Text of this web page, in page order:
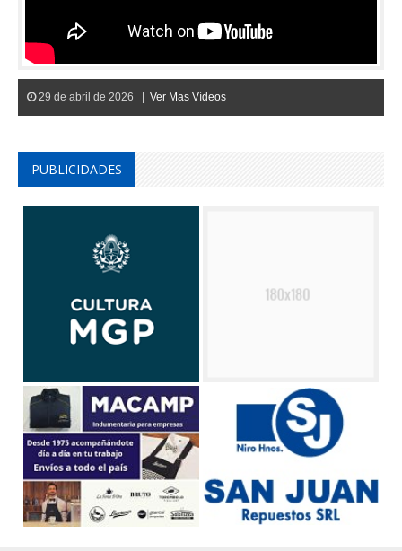
29 de abril de 2026 | Ver Mas Vídeos
PUBLICIDADES